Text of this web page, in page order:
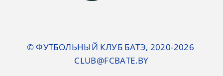
© ФУТБОЛЬНЫЙ КЛУБ БАТЭ, 2020-2026
CLUB@FCBATE.BY